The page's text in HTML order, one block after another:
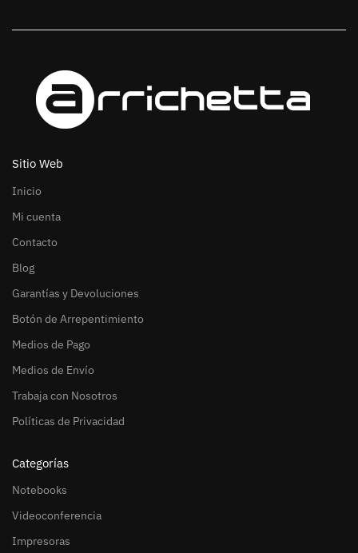
Sitio Web
Inicio
Mi cuenta
Contacto
Blog
Garantías y Devoluciones
Botón de Arrepentimiento
Medios de Pago
Medios de Envío
Trabaja con Nosotros
Políticas de Privacidad
Categorías
Notebooks
Videoconferencia
Impresoras